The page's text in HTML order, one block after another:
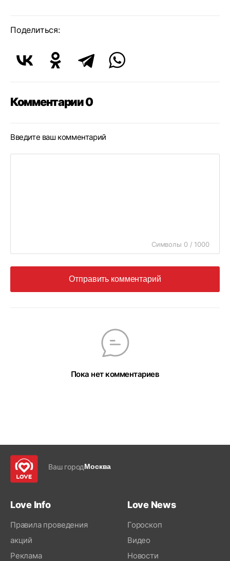
Поделиться:
Комментарии 0
Введите ваш комментарий
Символы 0 / 1000
Отправить комментарий
Пока нет комментариев
Ваш городМосква
Love Info
Правила проведения
акций
Реклама
Love News
Гороскоп
Видео
Новости